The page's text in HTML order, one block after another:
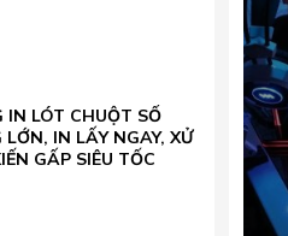
IN LÓT CHUỘT SỐ
LỚN, IN LẤY NGAY, XỬ
GẤP SIÊU TỐC